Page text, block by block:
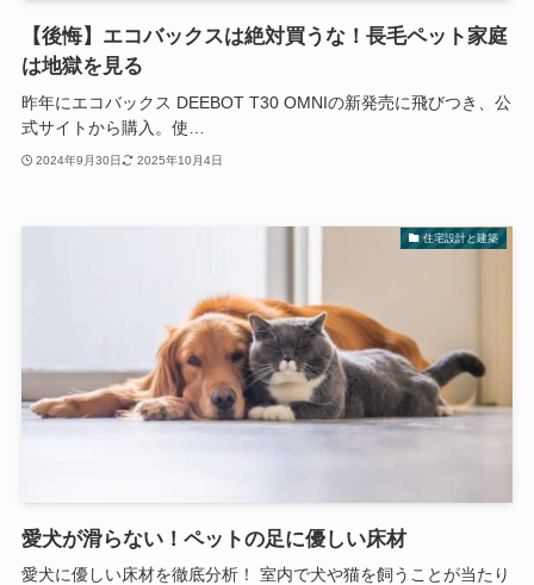
【後悔】エコバックスは絶対買うな！長毛ペット家庭
は地獄を見る
昨年にエコバックス DEEBOT T30 OMNIの新発売に飛びつき、公
式サイトから購入。使…
2024年9月30日 2025年10月4日
住宅設計と建築
愛犬が滑らない！ペットの足に優しい床材
愛犬に優しい床材を徹底分析！ 室内で犬や猫を飼うことが当たり